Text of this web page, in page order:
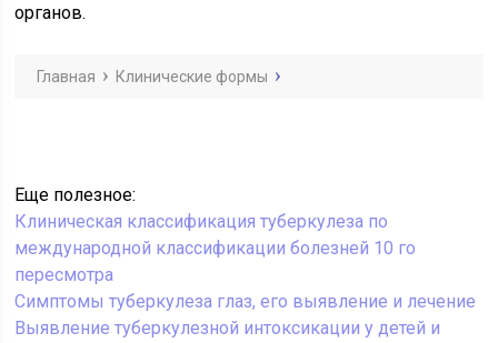
органов.
Главная Клинические формы
Еще полезное:
Клиническая классификация туберкулеза по
международной классификации болезней 10 го
пересмотра
Симптомы туберкулеза глаз, его выявление и лечение
Выявление туберкулезной интоксикации у детей и